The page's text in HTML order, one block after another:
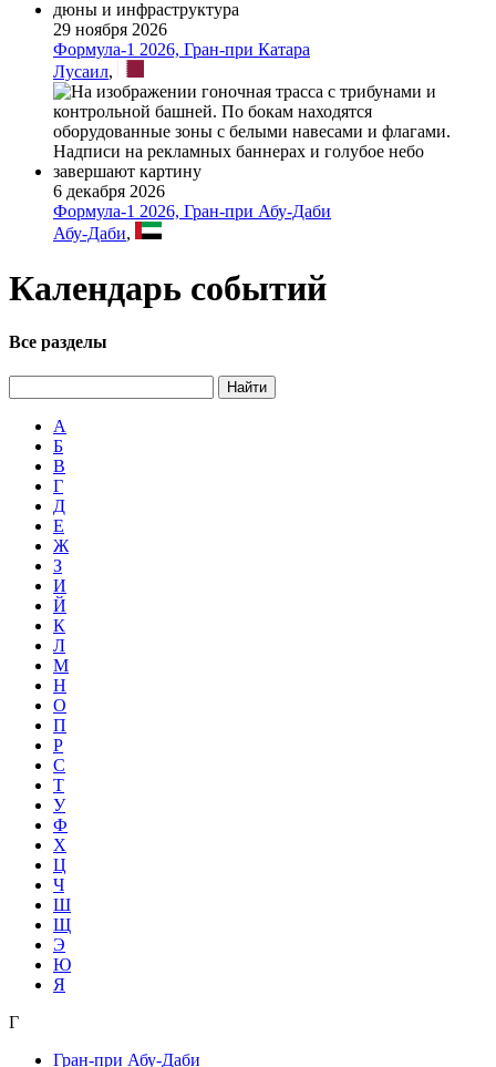
29 ноября 2026
Формула-1 2026, Гран-при Катара
Лусаил,
6 декабря 2026
Формула-1 2026, Гран-при Абу-Даби
Абу-Даби,
Календарь событий
Все разделы
Найти
А
Б
В
Г
Д
Е
Ж
З
И
Й
К
Л
М
Н
О
П
Р
С
Т
У
Ф
Х
Ц
Ч
Ш
Щ
Э
Ю
Я
Г
Гран-при Абу-Даби